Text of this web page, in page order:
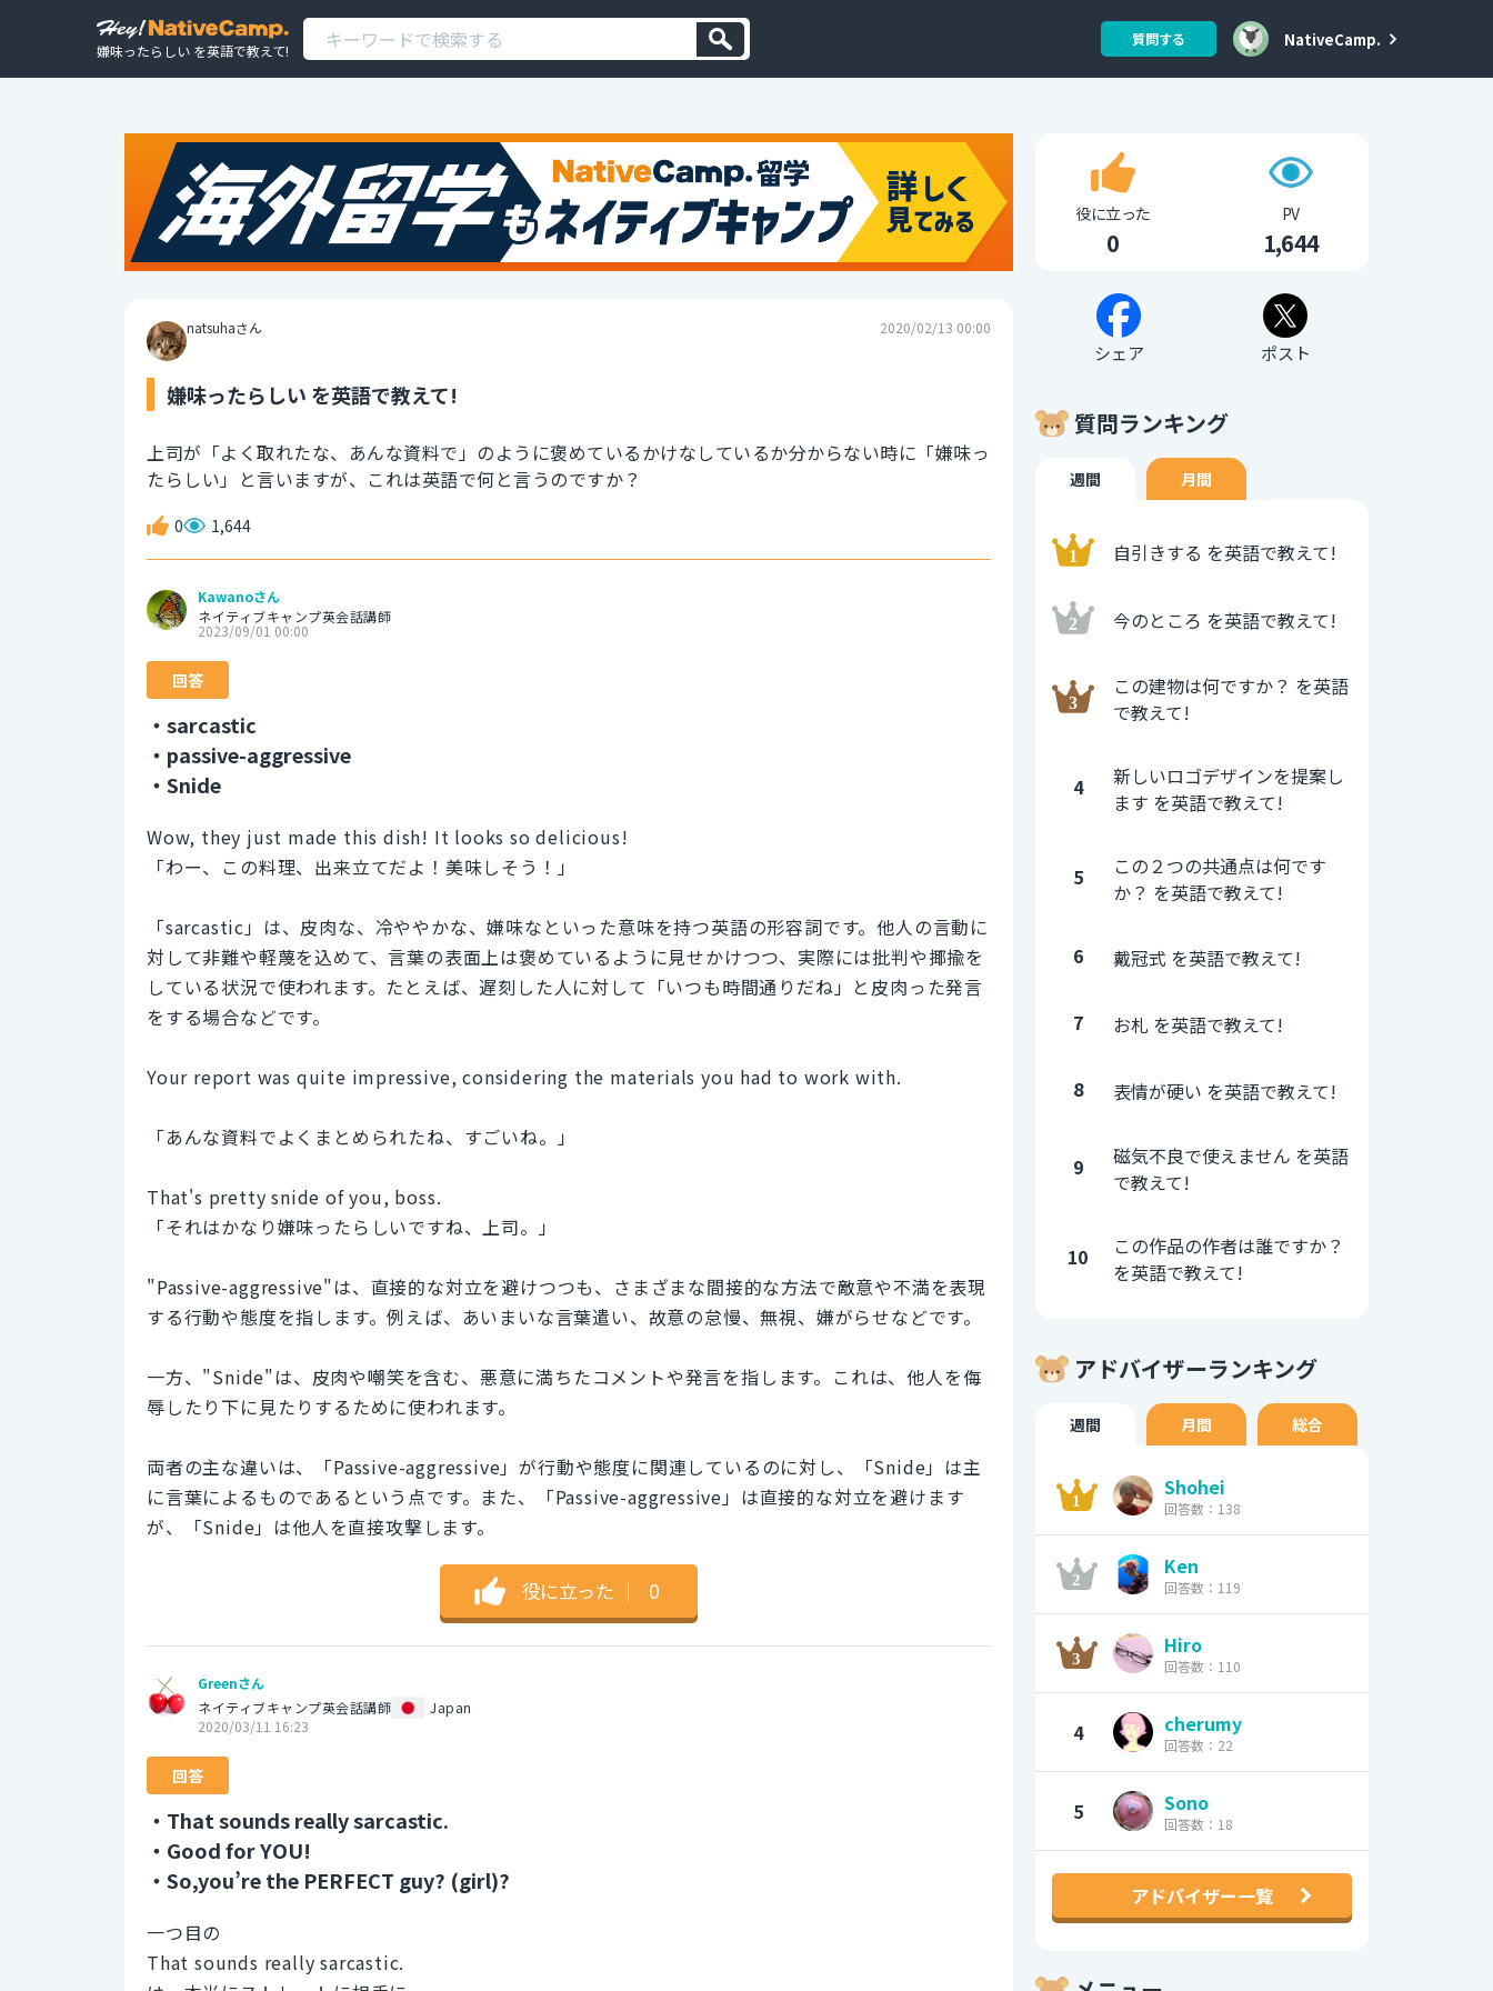
嫌味ったらしい を英語で教えて!
質問する NativeCamp.
natsuhaさん 2020/02/13 00:00
嫌味ったらしい を英語で教えて!
上司が「よく取れたな、あんな資料で」のように褒めているかけなしているか分からない時に「嫌味っ
たらしい」と言いますが、これは英語で何と言うのですか？
0 1,644
Kawanoさん
ネイティブキャンプ英会話講師
2023/09/01 00:00
回答
・sarcastic
・passive-aggressive
・Snide
Wow, they just made this dish! It looks so delicious!
「わー、この料理、出来立てだよ！美味しそう！」
「sarcastic」は、皮肉な、冷ややかな、嫌味なといった意味を持つ英語の形容詞です。他人の言動に
対して非難や軽蔑を込めて、言葉の表面上は褒めているように見せかけつつ、実際には批判や揶揄を
している状況で使われます。たとえば、遅刻した人に対して「いつも時間通りだね」と皮肉った発言
をする場合などです。
Your report was quite impressive, considering the materials you had to work with.
「あんな資料でよくまとめられたね、すごいね。」
That's pretty snide of you, boss.
「それはかなり嫌味ったらしいですね、上司。」
"Passive-aggressive"は、直接的な対立を避けつつも、さまざまな間接的な方法で敵意や不満を表現
する行動や態度を指します。例えば、あいまいな言葉遣い、故意の怠慢、無視、嫌がらせなどです。
一方、"Snide"は、皮肉や嘲笑を含む、悪意に満ちたコメントや発言を指します。これは、他人を侮
辱したり下に見たりするために使われます。
両者の主な違いは、「Passive-aggressive」が行動や態度に関連しているのに対し、「Snide」は主
に言葉によるものであるという点です。また、「Passive-aggressive」は直接的な対立を避けます
が、「Snide」は他人を直接攻撃します。
役に立った ｜ 0
Greenさん
ネイティブキャンプ英会話講師
Japan
2020/03/11 16:23
回答
・That sounds really sarcastic.
・Good for YOU!
・So,you’re the PERFECT guy? (girl)?
一つ目の
That sounds really sarcastic.
役に立った
0
PV
1,644
シェア ポスト
質問ランキング
週間 月間
自引きする を英語で教えて!
今のところ を英語で教えて!
この建物は何ですか？ を英語
で教えて!
4
新しいロゴデザインを提案し
ます を英語で教えて!
5
この２つの共通点は何です
か？ を英語で教えて!
6 戴冠式 を英語で教えて!
7 お札 を英語で教えて!
8 表情が硬い を英語で教えて!
9
磁気不良で使えません を英語
で教えて!
10
この作品の作者は誰ですか？
を英語で教えて!
アドバイザーランキング
週間 月間 総合
Shohei
回答数：138
Ken
回答数：119
Hiro
回答数：110
4 cherumy
回答数：22
5 Sono
回答数：18
アドバイザー一覧